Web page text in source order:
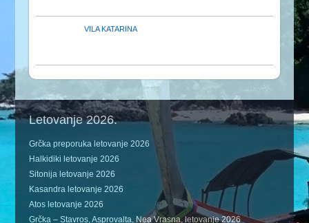
VILA KATARINA
Letovanje 2026.
Grčka preporuka letovanje 2026
Halkidiki letovanje 2026
Sitonija letovanje 2026
Kasandra letovanje 2026
Atos letovanje 2026
Grčka – Stavros, Asprovalta, Nea Vrasna, letovanje 2026